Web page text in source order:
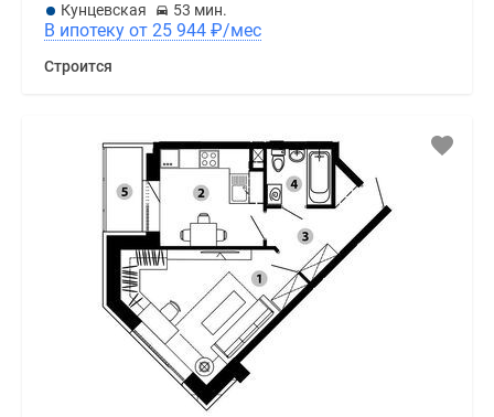
Кунцевская
53 мин.
В ипотеку от 25 944 ₽/мес
Строится